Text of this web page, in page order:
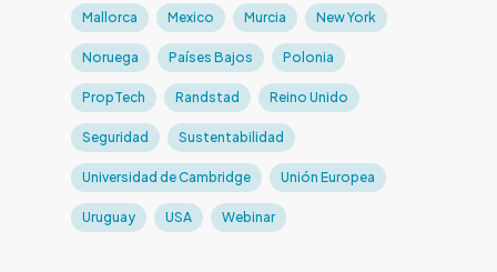
Mallorca Mexico Murcia New York
Noruega Países Bajos Polonia
PropTech Randstad Reino Unido
Seguridad Sustentabilidad
Universidad de Cambridge Unión Europea
Uruguay USA Webinar